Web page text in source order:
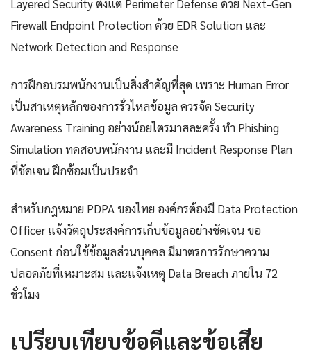
Layered Security ตั้งแต่ Perimeter Defense ด้วย Next-Gen
Firewall Endpoint Protection ด้วย EDR Solution และ
Network Detection and Response
การฝึกอบรมพนักงานเป็นสิ่งสำคัญที่สุด เพราะ Human Error
เป็นสาเหตุหลักของการรั่วไหลข้อมูล ควรจัด Security
Awareness Training อย่างน้อยไตรมาสละครั้ง ทำ Phishing
Simulation ทดสอบพนักงาน และมี Incident Response Plan
ที่ชัดเจน ฝึกซ้อมเป็นประจำ
สำหรับกฎหมาย PDPA ของไทย องค์กรต้องมี Data Protection
Officer แจ้งวัตถุประสงค์การเก็บข้อมูลอย่างชัดเจน ขอ
Consent ก่อนใช้ข้อมูลส่วนบุคคล มีมาตรการรักษาความ
ปลอดภัยที่เหมาะสม และแจ้งเหตุ Data Breach ภายใน 72
ชั่วโมง
เปรียบเทียบข้อดีและข้อเสีย